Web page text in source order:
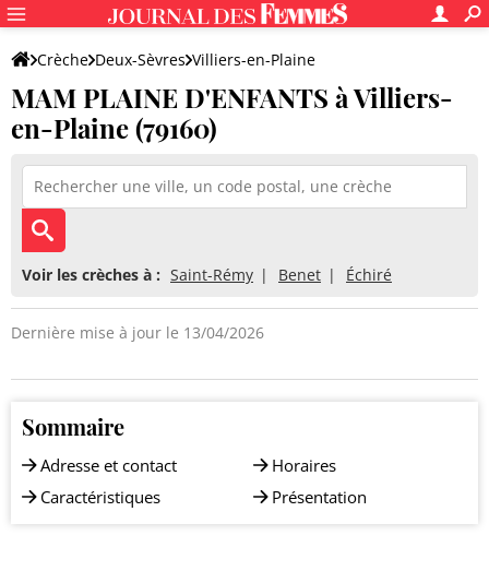
Crèche Deux-Sèvres Villiers-en-Plaine
MAM PLAINE D'ENFANTS
MAM PLAINE D'ENFANTS à Villiers-
en-Plaine (79160)
Voir les crèches à : Saint-Rémy Benet Échiré
Dernière mise à jour le 13/04/2026
Sommaire
Adresse et contact
Caractéristiques
Horaires
Présentation